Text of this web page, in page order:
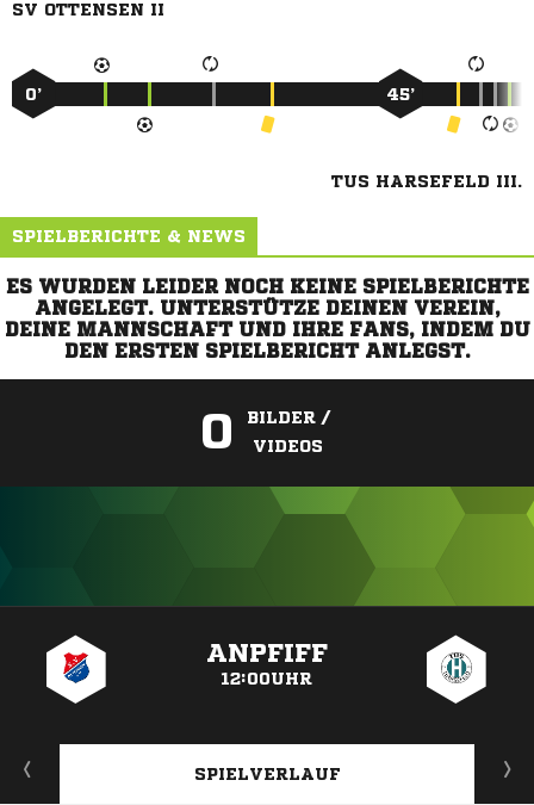
SV OTTENSEN II
0’ 45’
TUS HARSEFELD III.
SPIELBERICHTE & NEWS
ES WURDEN LEIDER NOCH KEINE SPIELBERICHTE
ANGELEGT. UNTERSTÜTZE DEINEN VEREIN,
DEINE MANNSCHAFT UND IHRE FANS, INDEM DU
DEN ERSTEN SPIELBERICHT ANLEGST.
0
BILDER /
VIDEOS
ANPFIFF
12:00UHR
SPIELVERLAUF